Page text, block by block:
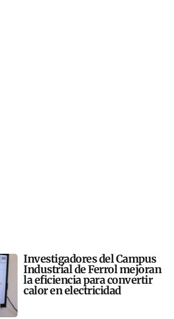
Investigadores del Campus
Industrial de Ferrol mejoran
la eficiencia para convertir
calor en electricidad